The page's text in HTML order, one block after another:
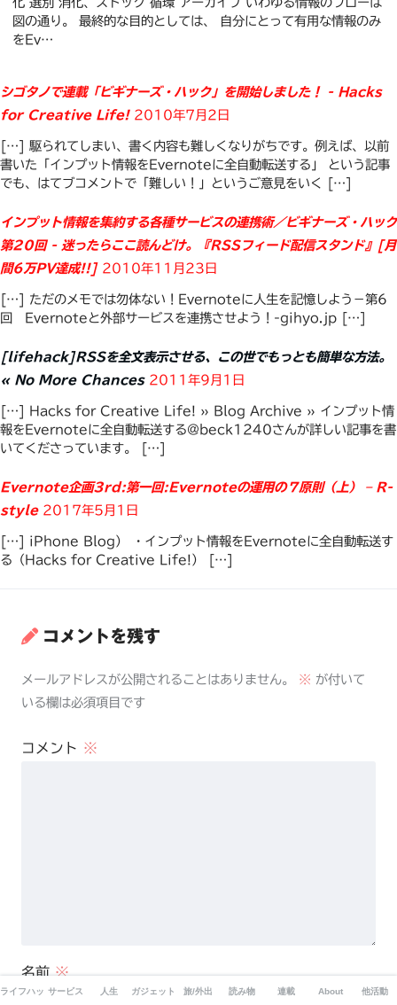
図の通り。 最終的な目的としては、 自分にとって有用な情報のみ
をEv…
シゴタノで連載「ビギナーズ・ハック」を開始しました！ - Hacks
for Creative Life! 2010年7月2日
[…] 駆られてしまい、書く内容も難しくなりがちです。例えば、以前
書いた「インプット情報をEvernoteに全自動転送する」 という記事
でも、はてブコメントで「難しい！」というご意見をいく […]
インプット情報を集約する各種サービスの連携術／ビギナーズ・ハック
第20回 - 迷ったらここ読んどけ。『RSSフィード配信スタンド』[月
間6万PV達成!!] 2010年11月23日
[…] ただのメモでは勿体ない！Evernoteに人生を記憶しよう－第6
回 Evernoteと外部サービスを連携させよう！-gihyo.jp […]
[lifehack]RSSを全文表示させる、この世でもっとも簡単な方法。
« No More Chances 2011年9月1日
[…] Hacks for Creative Life! » Blog Archive » インプット情
報をEvernoteに全自動転送する@beck1240さんが詳しい記事を書
いてくださっています。 […]
Evernote企画3rd:第一回:Evernoteの運用の７原則（上） – R-
style 2017年5月1日
[…] iPhone Blog） ・インプット情報をEvernoteに全自動転送す
る（Hacks for Creative Life!） […]
コメントを残す
メールアドレスが公開されることはありません。 ※ が付いて
いる欄は必須項目です
コメント ※
名前※
ライフハックサービス 人生 ガジェット 旅/外出 読み物 連載 About 他活動